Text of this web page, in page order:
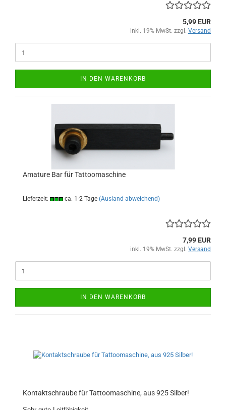
5,99 EUR
inkl. 19% MwSt. zzgl. Versand
IN DEN WARENKORB
Amature Bar für Tattoomaschine
Lieferzeit: ca. 1-2 Tage (Ausland abweichend)
7,99 EUR
inkl. 19% MwSt. zzgl. Versand
IN DEN WARENKORB
Kontaktschraube für Tattoomaschine, aus 925 Silber!